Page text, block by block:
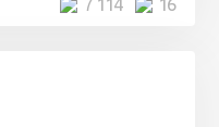
16
7 114